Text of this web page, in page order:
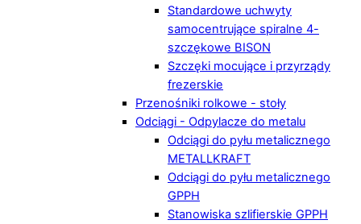
Standardowe uchwyty
samocentrujące spiralne 4-
szczękowe BISON
Szczęki mocujące i przyrządy
frezerskie
Przenośniki rolkowe - stoły
Odciągi - Odpylacze do metalu
Odciągi do pyłu metalicznego
METALLKRAFT
Odciągi do pyłu metalicznego
GPPH
Stanowiska szlifierskie GPPH